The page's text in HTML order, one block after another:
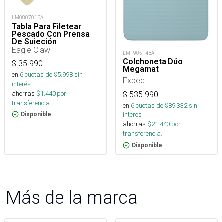
LM080701BA
Tabla Para Filetear
Pescado Con Prensa
De Sujeción
Eagle Claw
$ 35.990
en 6cuotas de $5.998sin
interés
ahorras $1.440 por
transferencia.
Disponible
LM190514BA
Colchoneta Dúo
Megamat
Exped
$ 535.990
en 6cuotas de $89.332sin
interés
ahorras $21.440 por
transferencia.
Disponible
Más de la marca